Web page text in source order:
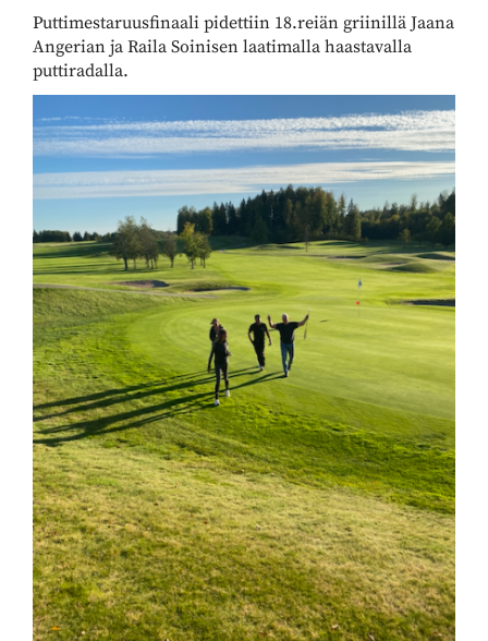
Puttimestaruusfinaali pidettiin 18.reiän griinillä Jaana
Angerian ja Raila Soinisen laatimalla haastavalla
puttiradalla.